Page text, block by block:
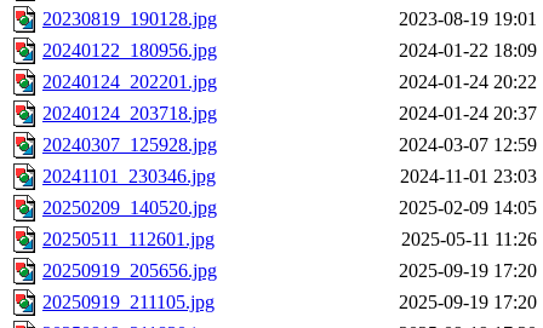
20230819_190128.jpg
2023-08-19 19:01
20240122_180956.jpg
2024-01-22 18:09
20240124_202201.jpg
2024-01-24 20:22
20240124_203718.jpg
2024-01-24 20:37
20240307_125928.jpg
2024-03-07 12:59
20241101_230346.jpg
2024-11-01 23:03
20250209_140520.jpg
2025-02-09 14:05
20250511_112601.jpg
2025-05-11 11:26
20250919_205656.jpg
2025-09-19 17:20
20250919_211105.jpg
2025-09-19 17:20